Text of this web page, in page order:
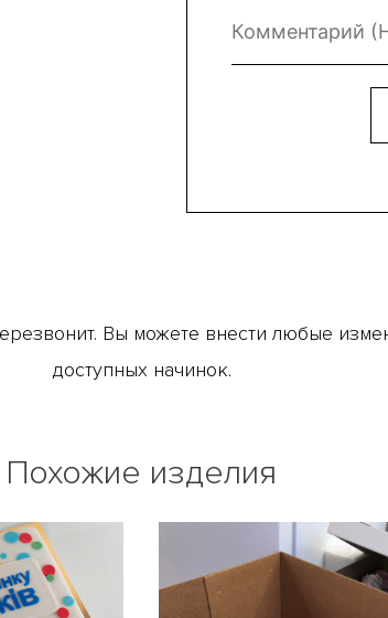
Вы можете внести любые
доступных начинок.
Похожие изделия